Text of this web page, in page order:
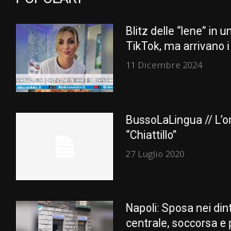
Blitz delle “Iene” in
TikTok, ma arrivano
11 Dicembre 2024
BussoLaLingua //
“Chiattillo”
27 Luglio 2020
Napoli: Sposa nei
centrale, soccorsa e